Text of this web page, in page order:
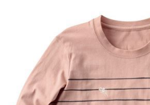
メンズ下着
ジュニア・ティーンズ下着
メンズファッション
メンズ下着
家電・雑貨すべて
キッチン・雑貨・日用品
寝具・インテリア・家具
寝具・インテリア・家具通販すべて
家具・収納
美容・健康
美容・健康通販すべて
制服・スクール
ジュニア・ティーンズ下着
キッチン・雑貨・日用品
寝具・インテリア・家具通販すべて
家具・収納
寝具・ベッド
美容・健康通販すべて
美容・健康・サプリメント
制服・スクール
制服・スクールすべて
大きいサイズ